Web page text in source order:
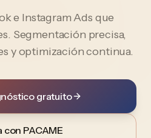
e Instagram Ads que
Segmentación precisa,
y optimización continua.
gratuito
con PACAME